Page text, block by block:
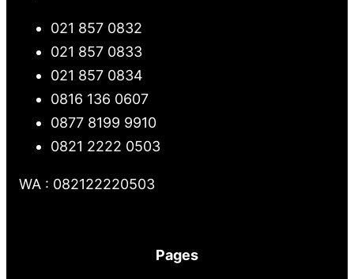
021 857 0832
021 857 0833
021 857 0834
0816 136 0607
0877 8199 9910
0821 2222 0503
WA : 082122220503
Pages